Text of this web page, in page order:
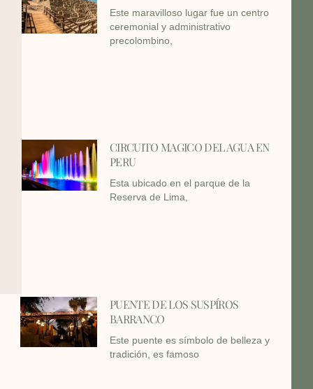
Este maravilloso lugar fue un centro
ceremonial y administrativo
precolombino,
CIRCUITO MAGICO DEL AGUA EN
PERU
Esta ubicado en el parque de la
Reserva de Lima,
PUENTE DE LOS SUSPÍROS
BARRANCO
Este puente es símbolo de belleza y
tradición, es famoso